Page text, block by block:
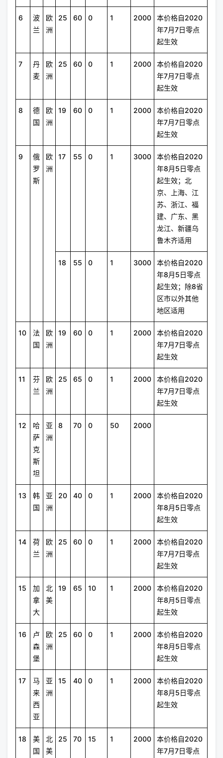
6
波
兰
欧
洲
25 60 0 1 2000
本价格自2020
年7月7日零点
起生效
7
丹
麦
欧
洲
25 60 0 1 2000
本价格自2020
年7月7日零点
起生效
8
德
国
欧
洲
19 60 0 1 2000
本价格自2020
年7月7日零点
起生效
9
俄
罗
斯
欧
洲
17 55 0 1 3000
本价格自2020
年8月5日零点
起生效；北
京、上海、江
苏、浙江、福
建、广东、黑
龙江、新疆乌
鲁木齐适用
18 55 0 1 3000
本价格自2020
年8月5日零点
起生效；除8省
区市以外其他
地区适用
10
法
国
欧
洲
19 60 0 1 2000
本价格自2020
年7月7日零点
起生效
11
芬
兰
欧
洲
25 65 0 1 2000
本价格自2020
年7月7日零点
起生效
12
哈
萨
克
斯
坦
亚
洲
8 70 0 50 2000
13
韩
国
亚
洲
20 40 0 1 2000
本价格自2020
年8月5日零点
起生效
14
荷
兰
欧
洲
25 60 0 1 2000
本价格自2020
年7月7日零点
起生效
15
加
拿
大
北
美
19 65 10 1 2000
本价格自2020
年8月5日零点
起生效
16
卢
森
堡
欧
洲
25 60 0 1 2000
本价格自2020
年8月5日零点
起生效
17
马
来
西
亚
亚
洲
15 40 0 1 2000
本价格自2020
年8月5日零点
起生效
18
美
国
北
美
25 70 15 1 2000
本价格自2020
年7月7日零点